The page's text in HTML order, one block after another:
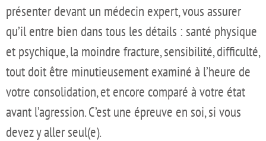
présenter devant un médecin expert, vous assurer
qu’il entre bien dans tous les détails : santé physique
et psychique, la moindre fracture, sensibilité, difficulté,
tout doit être minutieusement examiné à l’heure de
votre consolidation, et encore comparé à votre état
avant l’agression. C’est une épreuve en soi, si vous
devez y aller seul(e).